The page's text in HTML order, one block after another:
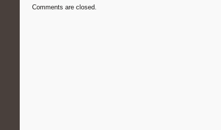
Comments are closed.